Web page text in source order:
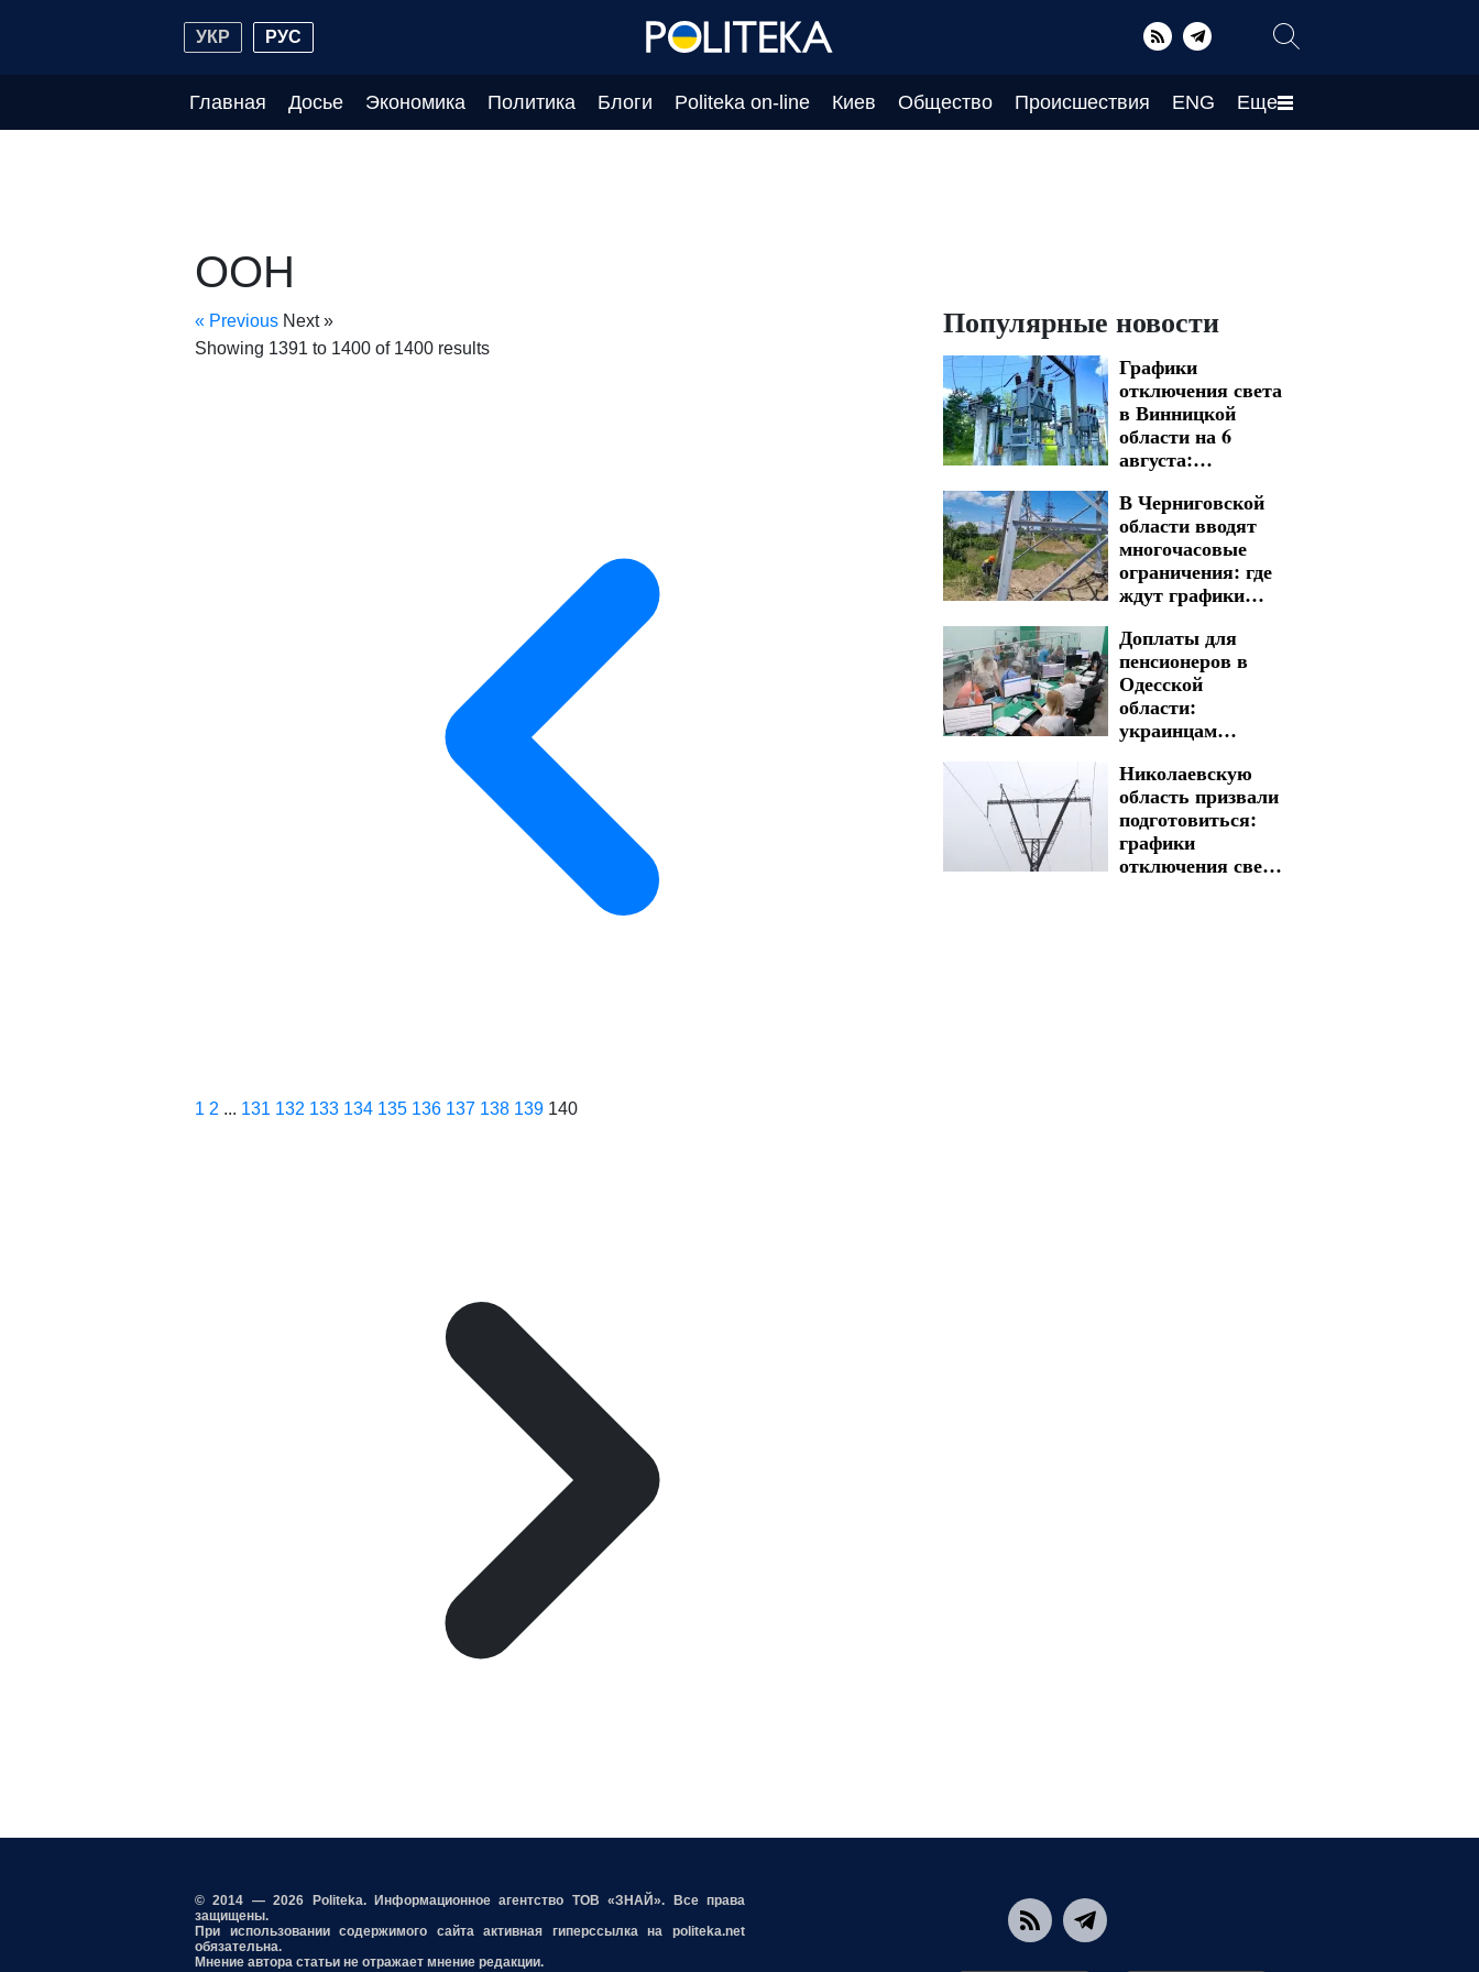
УКР РУС
Главная Досье Экономика Политика Блоги Politeka on-line Киев Общество Происшествия ENG Еще
ООН
« Previous Next »
Showing 1391 to 1400 of 1400 results
1 2 ... 131 132 133 134 135 136 137 138 139 140
Популярные новости
Графики
отключения света
в Винницкой
области на 6
августа:
предупредили, где
будут длительные
ограничения
В Черниговской
области вводят
многочасовые
ограничения: где
ждут графики
на 6 и 7 августа
Доплаты для
пенсионеров в
Одесской
области:
украинцам
суммы есть
возможность
получить
Николаевскую
область призвали
подготовиться:
графики
отключения света
© 2014 — 2026 Politeka. Информационное агентство ТОВ «ЗНАЙ». Все права
защищены.
При использовании содержимого сайта активная гиперссылка на politeka.net
обязательна.
Мнение автора статьи не отражает мнение редакции.